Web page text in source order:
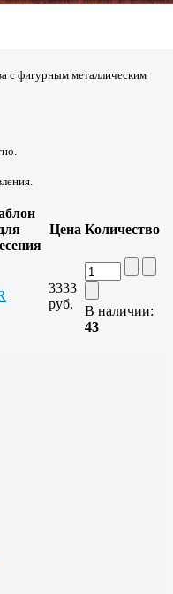
с фигурным металлическим
Цена Количество
3333
руб.
В наличии:
43